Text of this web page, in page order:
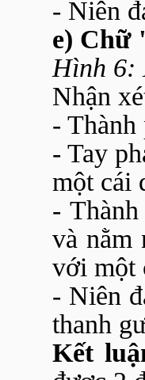
- Niên
e) Chữ
Hình 6:
Nhận
-
-Tay
một cái
-
và nằm
với một
- Niên
thanh
Kết